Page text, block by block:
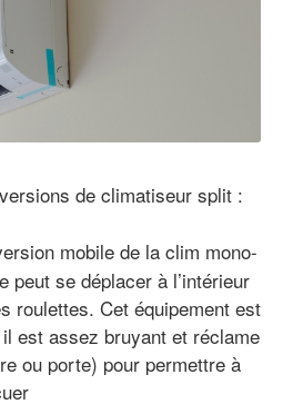
de climatiseur split :
mobile de la clim mono-
peut se déplacer à l’intérieur
roulettes. Cet équipement est
est assez bruyant et réclame
ou porte) pour permettre à